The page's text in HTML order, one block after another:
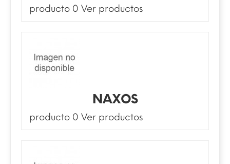
producto 0 Ver productos
NAXOS
producto 0 Ver productos